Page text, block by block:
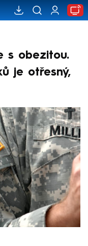
s obezitou.
je otřesný,